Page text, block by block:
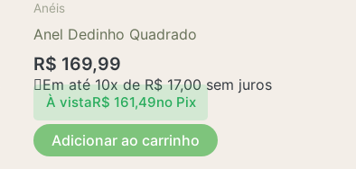
Anéis
Anel Dedinho Quadrado
R$ 169,99
Em até 10x deR$17,00sem juros
À vistaR$ 161,49no Pix
Adicionar ao carrinho